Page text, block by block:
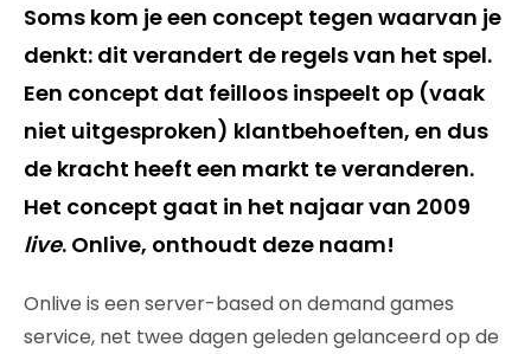
Soms kom je een concept tegen waarvan je
denkt: dit verandert de regels van het spel.
Een concept dat feilloos inspeelt op (vaak
niet uitgesproken) klantbehoeften, en dus
de kracht heeft een markt te veranderen.
Het concept gaat in het najaar van 2009
live. Onlive, onthoudt deze naam!
Onlive is een server-based on demand games
service, net twee dagen geleden gelanceerd op de